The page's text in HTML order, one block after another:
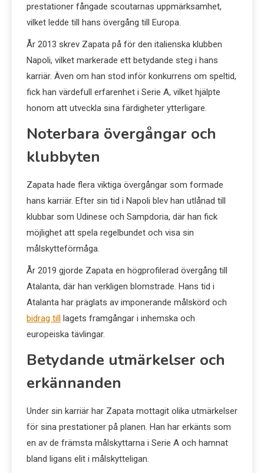
prestationer fångade scoutarnas uppmärksamhet,
vilket ledde till hans övergång till Europa.
År 2013 skrev Zapata på för den italienska klubben
Napoli, vilket markerade ett betydande steg i hans
karriär. Även om han stod inför konkurrens om speltid,
fick han värdefull erfarenhet i Serie A, vilket hjälpte
honom att utveckla sina färdigheter ytterligare.
Noterbara övergångar och
klubbyten
Zapata hade flera viktiga övergångar som formade
hans karriär. Efter sin tid i Napoli blev han utlånad till
klubbar som Udinese och Sampdoria, där han fick
möjlighet att spela regelbundet och visa sin
målskytteförmåga.
År 2019 gjorde Zapata en högprofilerad övergång till
Atalanta, där han verkligen blomstrade. Hans tid i
Atalanta har präglats av imponerande målskörd och
bidrag till lagets framgångar i inhemska och
europeiska tävlingar.
Betydande utmärkelser och
erkännanden
Under sin karriär har Zapata mottagit olika utmärkelser
för sina prestationer på planen. Han har erkänts som
en av de främsta målskyttarna i Serie A och hamnat
bland ligans elit i målskytteligan.